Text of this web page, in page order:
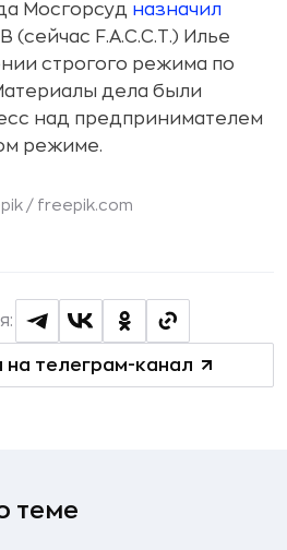
Мосгорсуд назначил
(сейчас F.A.C.C.T.) Илье
строгого режима по
дела были
над предпринимателем
режиме.
/ freepik.com
на телеграм-канал
теме